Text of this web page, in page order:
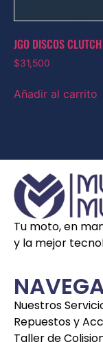
JGO DISCOS
$31,500
Añadir al carrito
Tu moto, en
y la mejor
Nuestros
Repuestos y
Taller de